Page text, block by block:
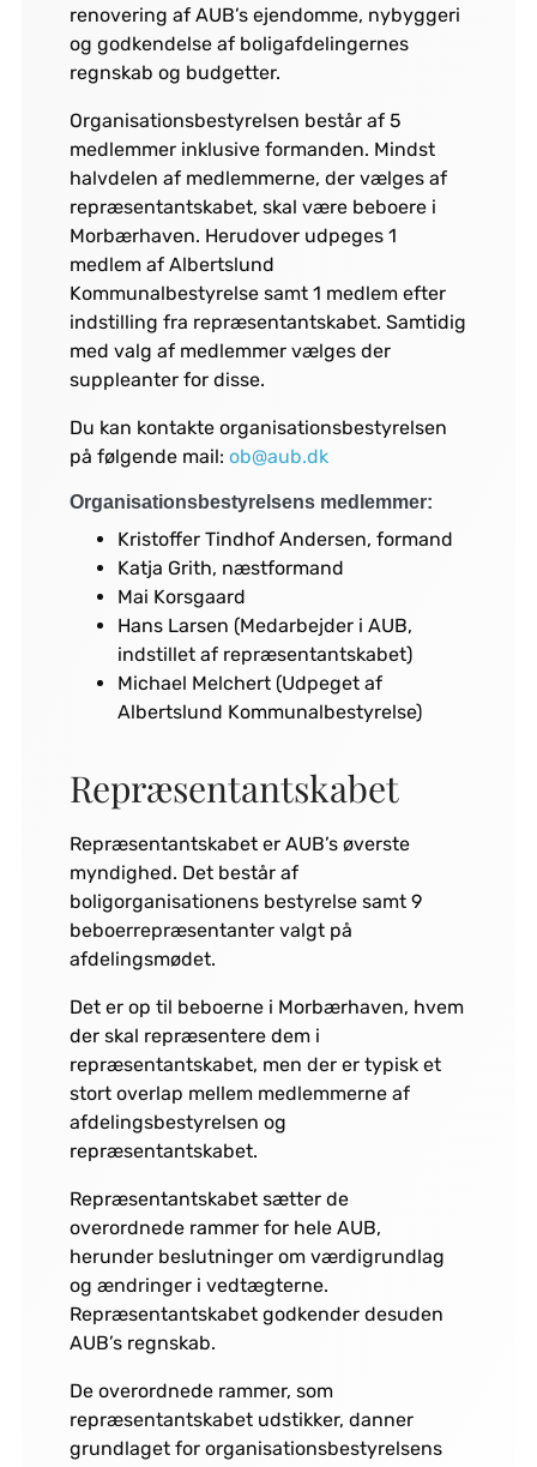
renovering af AUB’s ejendomme, nybyggeri
og godkendelse af boligafdelingernes
regnskab og budgetter.
Organisationsbestyrelsen består af 5
medlemmer inklusive formanden. Mindst
halvdelen af medlemmerne, der vælges af
repræsentantskabet, skal være beboere i
Morbærhaven. Herudover udpeges 1
medlem af Albertslund
Kommunalbestyrelse samt 1 medlem efter
indstilling fra repræsentantskabet. Samtidig
med valg af medlemmer vælges der
suppleanter for disse.
Du kan kontakte organisationsbestyrelsen
på følgende mail: ob@aub.dk
Organisationsbestyrelsens medlemmer:
Kristoffer Tindhof Andersen, formand
Katja Grith, næstformand
Mai Korsgaard
Hans Larsen (Medarbejder i AUB,
indstillet af repræsentantskabet)
Michael Melchert (Udpeget af
Albertslund Kommunalbestyrelse)
Repræsentantskabet
Repræsentantskabet er AUB’s øverste
myndighed. Det består af
boligorganisationens bestyrelse samt 9
beboerrepræsentanter valgt på
afdelingsmødet.
Det er op til beboerne i Morbærhaven, hvem
der skal repræsentere dem i
repræsentantskabet, men der er typisk et
stort overlap mellem medlemmerne af
afdelingsbestyrelsen og
repræsentantskabet.
Repræsentantskabet sætter de
overordnede rammer for hele AUB,
herunder beslutninger om værdigrundlag
og ændringer i vedtægterne.
Repræsentantskabet godkender desuden
AUB’s regnskab.
De overordnede rammer, som
repræsentantskabet udstikker, danner
grundlaget for organisationsbestyrelsens